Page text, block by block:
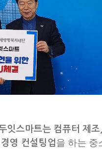
잇스마트는 컴퓨터 제조
영 컨설팅업을 하는 중